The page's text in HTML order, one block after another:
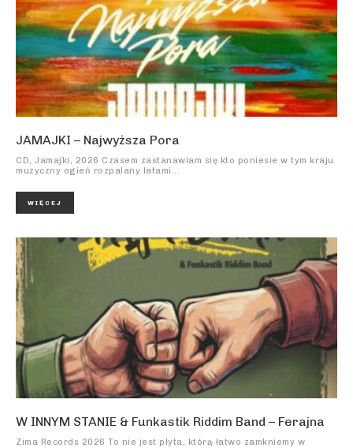
JAMAJKI – Najwyższa Pora
CD, Jamajki, 2026 Czasem zastanawiam się kto poniesie w tym kraju
muzyczny ogień rozpalany latami...
WIĘCEJ
W INNYM STANIE & Funkastik Riddim Band – Ferajna
Zima Records 2026 To nie jest płyta, którą łatwo zamkniemy w